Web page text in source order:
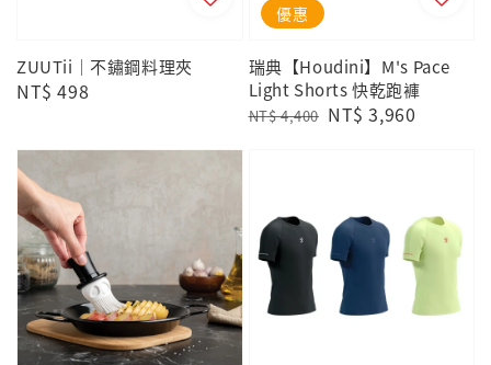
ZUUTii｜不鏽鋼料理夾
Regular
NT$ 498
優惠
瑞典【Houdini】M's Pace
Light Shorts 快乾跑褲
Regular
NT$ 4,400 Sale
NT$ 3,960